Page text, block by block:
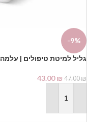
-9%
גליל למיטת טיפולים | עלמה 75 מטר – לבן
47.00₪
43.00₪
הוספה לסל